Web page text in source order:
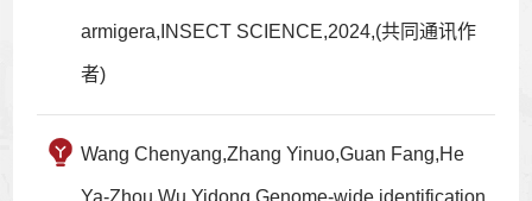
armigera,INSECT SCIENCE,2024,(共同通讯作
者)
Wang Chenyang,Zhang Yinuo,Guan Fang,He
Ya-Zhou,Wu Yidong.Genome-wide identification